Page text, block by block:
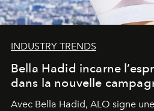
INDUSTRY TRENDS
Bella Hadid incarne
dans la nouvelle
Avec Bella Hadid, ALO signe